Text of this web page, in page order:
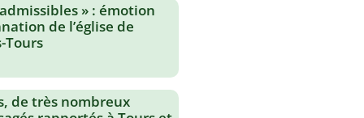
» : émotion
de l’église de
Tours
de très nombreux